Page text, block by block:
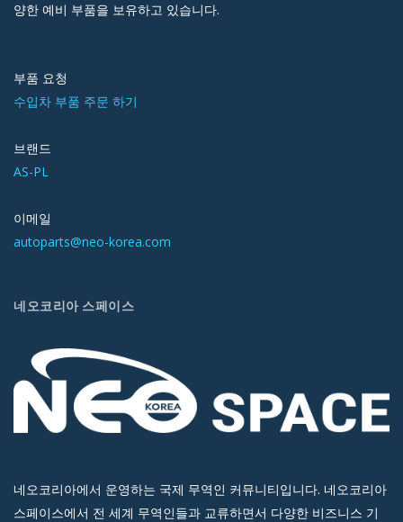
양한 예비 부품을 보유하고 있습니다.
부품 요청
수입차 부품 주문 하기
브랜드
AS-PL
이메일
autoparts@neo-korea.com
네오코리아 스페이스
네오코리아에서 운영하는 국제 무역인 커뮤니티입니다. 네오코리아
스페이스에서 전 세계 무역인들과 교류하면서 다양한 비즈니스 기